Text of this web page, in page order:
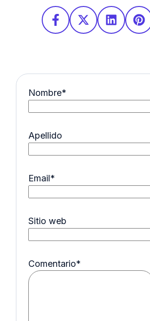
Nombre*
Apellido
Email*
Sitio web
Comentario*